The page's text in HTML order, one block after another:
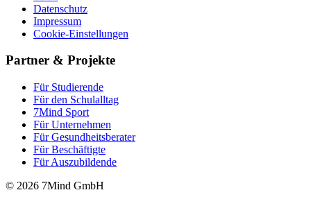
Datenschutz
Impressum
Cookie-Einstellungen
Partner & Projekte
Für Stu­die­rende
Für den Schulalltag
7Mind Sport
Für Unter­neh­men
Für Gesund­heits­be­ra­ter
Für Beschäftigte
Für Auszubildende
© 2026 7Mind GmbH